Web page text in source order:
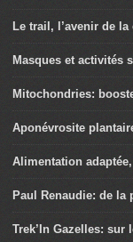
Le trail, l’avenir de
Masques et activités
Mitochondries:
Aponévrosite
Alimentation
Paul Renaudie: de
Trek’In Gazelles: sur